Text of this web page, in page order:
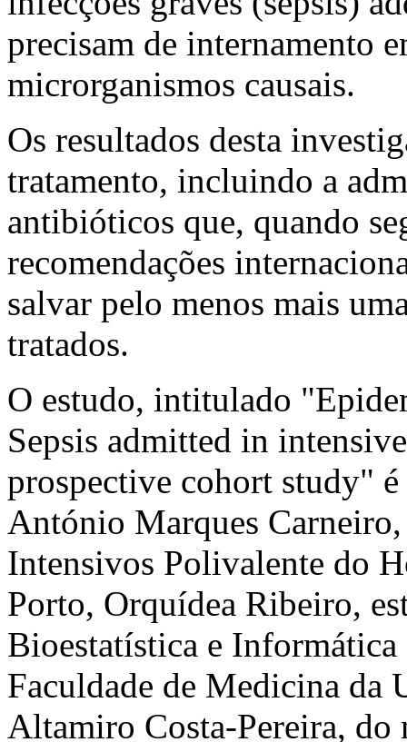
precisam de internamento
microrganismos causais.
Os resultados desta
tratamento, incluindo a
antibióticos que, quando
recomendações
salvar pelo menos mais
tratados.
O estudo, intitulado
Sepsis admitted in
prospective cohort study" é
António Marques
Intensivos Polivalente do
Porto, Orquídea Ribeiro,
Bioestatística e
Faculdade de Medicina da
Altamiro Costa-Pereira, do